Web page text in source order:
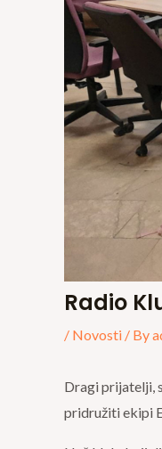
Radio
/ Novosti / By
Dragi prijatelji,
pridružiti ekipi